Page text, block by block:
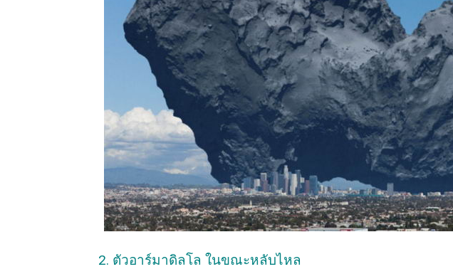
2. ตัวอาร์มาดิลโล ในขณะหลับไหล